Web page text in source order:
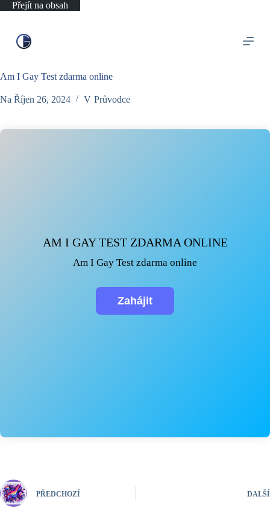
Přejít na obsah
Am I Gay Test zdarma online
Na Říjen 26, 2024 V Průvodce
AM I GAY TEST ZDARMA ONLINE
Am I Gay Test zdarma online
PŘEDCHOZÍ DALŠÍ